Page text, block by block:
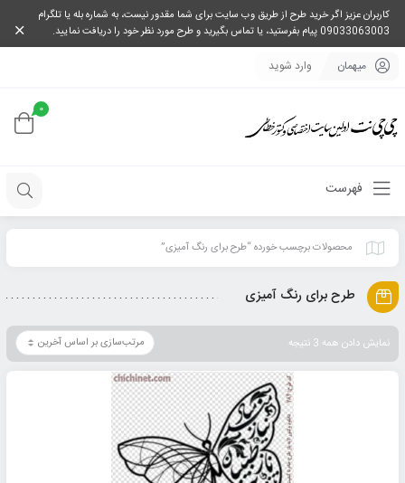
کاربران عزیز اگر خرید طرح از طریق وب سایت برای شما مقدور نیست، به شماره بله یا تلگرام
09033063003 پیام بفرستید، یا تماس بگیرید و طرح مورد نظر خود را دریافت نمایید.
میهمان وارد شوید
0
فهرست
محصولات برچسب خورده “طرح برای رنگ آمیزی”
طرح برای رنگ آمیزی
نمایش دادن همه 3 نتیجه